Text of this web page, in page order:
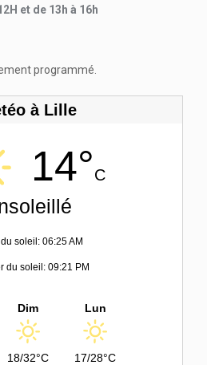
et de 13h à 16h
programmé.
à Lille
14°C
soleil: 06:25 AM
du soleil: 09:21 PM
Dim
18/32°C
Lun
17/28°C